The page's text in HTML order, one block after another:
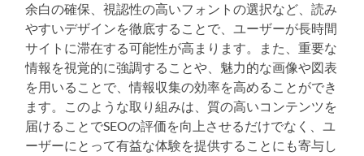
余白の確保、視認性の高いフォントの選択など、読み
やすいデザインを徹底することで、ユーザーが長時間
サイトに滞在する可能性が高まります。また、重要な
情報を視覚的に強調することや、魅力的な画像や図表
を用いることで、情報収集の効率を高めることができ
ます。このような取り組みは、質の高いコンテンツを
届けることでSEOの評価を向上させるだけでなく、ユ
ーザーにとって有益な体験を提供することにも寄与し